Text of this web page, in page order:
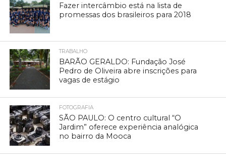
Fazer intercâmbio está na lista de
promessas dos brasileiros para 2018
TRABALHO
BARÃO GERALDO: Fundação José
Pedro de Oliveira abre inscrições para
vagas de estágio
FOTOGRAFIA
SÃO PAULO: O centro cultural “O
Jardim” oferece experiência analógica
no bairro da Mooca